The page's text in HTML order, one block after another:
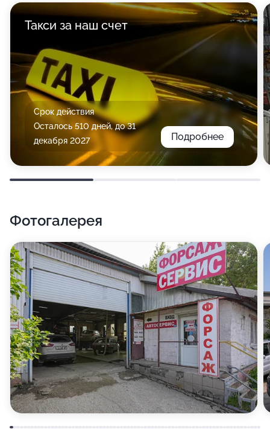
Такси за наш счет
Срок действия
Осталось 510 дней, до 31
декабря 2027
Подробнее
Фотогалерея